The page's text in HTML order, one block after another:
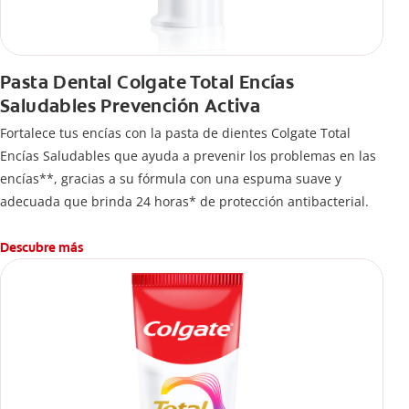
Pasta Dental Colgate Total Encías
Saludables Prevención Activa
Fortalece tus encías con la pasta de dientes Colgate Total
Encías Saludables que ayuda a prevenir los problemas en las
encías**, gracias a su fórmula con una espuma suave y
adecuada que brinda 24 horas* de protección antibacterial.
Descubre más